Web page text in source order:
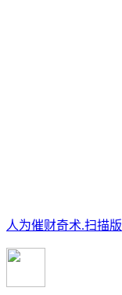
人为催财奇术.扫描版